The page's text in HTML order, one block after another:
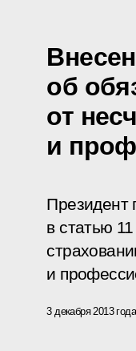
об
от
и
Президент
в статью
и
3 декабря 2013 года